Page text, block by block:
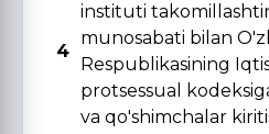
4
instituti
munosabati bilan
Respublikasining
protsessual
va qo'shimchalar